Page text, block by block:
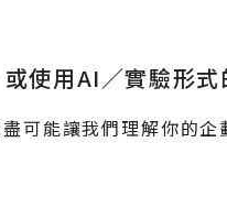
使用AI／實驗形式
可能讓我們理解你的